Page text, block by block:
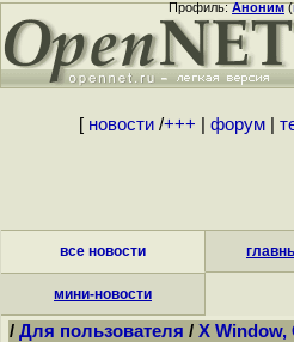
Профиль:Аноним(
[ новости/+++ форум|
все новости
мини-новости
/ Для пользователя / X Window,